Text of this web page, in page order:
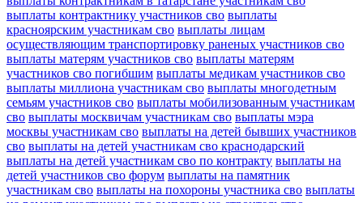
выплаты контрактнику участников сво выплаты
красноярским участникам сво выплаты лицам
осуществляющим транспортировку раненых участников сво
выплаты матерям участников сво выплаты матерям
участников сво погибшим выплаты медикам участников сво
выплаты миллиона участникам сво выплаты многодетным
семьям участников сво выплаты мобилизованным участникам
сво выплаты москвичам участникам сво выплаты мэра
москвы участникам сво выплаты на детей бывших участников
сво выплаты на детей участникам сво краснодарский
выплаты на детей участникам сво по контракту выплаты на
детей участников сво форум выплаты на памятник
участникам сво выплаты на похороны участника сво выплаты